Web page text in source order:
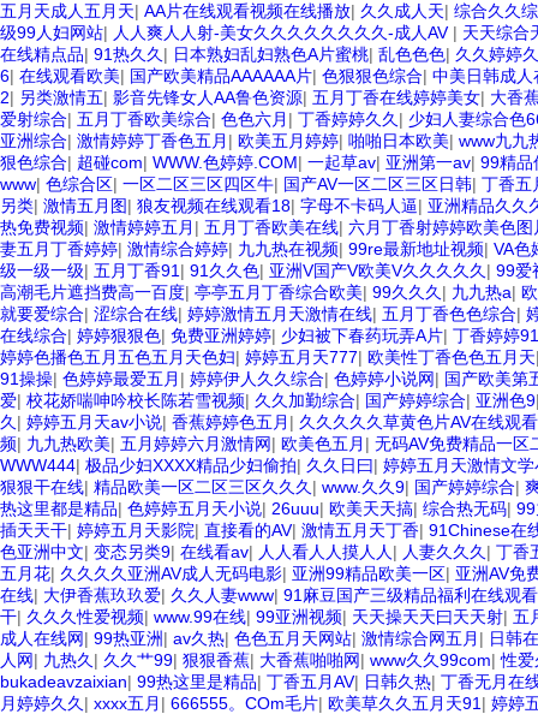
五月天成人五月天| AA片在线观看视频在线播放| 久久成人天| 综合久久
级99人妇网站| 人人爽人人射-美女久久久久久久久久-成人AV | 天天综合
在线精点品| 91热久久 | 日本熟妇乱妇熟色A片蜜桃| 乱色色色| 久久婷婷
6| 在线观看欧美| 国产欧美精品AAAAAA片| 色狠狠色综合| 中美日韩成人
2| 另类激情五| 影音先锋女人AA鲁色资源| 五月丁香在线婷婷美女| 大香
爱射综合| 五月丁香欧美综合| 色色六月 | 丁香婷婷久久 | 少妇人妻综合色
亚洲综合| 激情婷婷丁香色五月 | 欧美五月婷婷| 啪啪日本欧美| www九九
狠色综合| 超碰com| WWW.色婷婷.COM| 一起草av| 亚洲第一av| 99精品
www| 色综合区| 一区二区三区四区牛| 国产AV一区二区三区日韩| 丁香五
另类| 激情五月图| 狼友视频在线观看18| 字母不卡码人逼| 亚洲精品久久
热免费视频| 激情婷婷五月 | 五月丁香欧美在线| 六月丁香射婷婷欧美色图
妻五月丁香婷婷| 激情综合婷婷| 九九热在视频| 99re最新地址视频| VA色
级一级一级| 五月丁香91 | 91久久色| 亚洲V国产V欧美V久久久久久 | 99爱
高潮毛片遮挡费高一百度| 亭亭五月丁香综合欧美| 99久久久 | 九九热a|
就要爱综合| 涩综合在线| 婷婷激情五月天激情在线| 五月丁香色色综合|
在线综合| 婷婷狠狠色| 免费亚洲婷婷| 少妇被下春药玩弄A片| 丁香婷婷
婷婷色播色五月五色五月天色妇| 婷婷五月天777| 欧美性丁香色色五月天
91操操| 色婷婷最爱五月 | 婷婷伊人久久综合| 色婷婷小说网| 国产欧美第
爱| 校花娇喘呻吟校长陈若雪视频| 久久加勤综合| 国产婷婷综合| 亚洲色9
久 | 婷婷五月天av小说| 香蕉婷婷色五月 | 久久久久久草黄色片AV在线观看
频| 九九热欧美| 五月婷婷六月激情网| 欧美色五月 | 无码AV免费精品一区
WWW444| 极品少妇XXXX精品少妇偷拍| 久久日曰| 婷婷五月天激情文学
狠狠干在线| 精品欧美一区二区三区久久久 | www.久久9| 国产婷婷综合|
热这里都是精品| 色婷婷五月天小说| 26uuu| 欧美天天搞| 综合热无码|
插天天干| 婷婷五月天影院| 直接看的AV| 激情五月天丁香| 91Chinese在
色亚洲中文| 变态另类9| 在线看av| 人人看人人摸人人 | 人妻久久久 | 丁香
五月花| 久久久久亚洲AV成人无码电影| 亚洲99精品欧美一区| 亚洲AV免
在线| 大伊香蕉玖玖爱| 久久人妻www| 91麻豆国产三级精品福利在线观
干| 久久久性爱视频| www.99在线| 99亚洲视频| 天天操天天曰天天射| 五
成人在线网| 99热亚洲| av久热| 色色五月天网站| 激情综合网五月 | 日韩
人网| 九热久 | 久久艹99| 狠狠香蕉| 大香蕉啪啪网| www久久99com|性爱
bukadeavzaixian| 99热这里是精品| 丁香五月AV| 日韩久热| 丁香无月在
月婷婷久久 | xxxx五月 | 666555。COm毛片| 欧美草久久五月天91 | 婷婷